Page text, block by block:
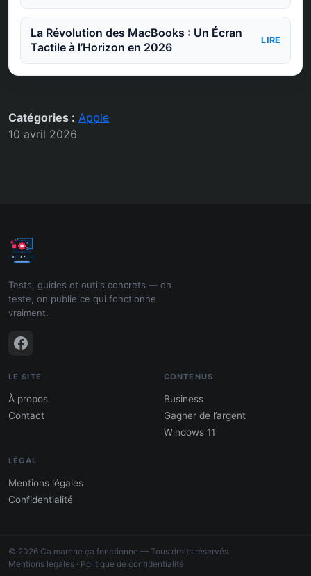
La Révolution des MacBooks : Un Écran
Tactile à l’Horizon en 2026
LIRE
Catégories : Apple
10 avril 2026
Tests, guides et outils concrets — on
teste, on publie ce qui fonctionne
vraiment.
LE SITE
À propos
Contact
CONTENUS
Business
Gagner de l’argent
Windows 11
LÉGAL
Mentions légales
Confidentialité
© 2026 Ca marche ça fonctionne — Tous droits réservés.
Mentions légales · Politique de confidentialité
l'argent
Gagne 300 € – 5 000 € / mois · Guide testé